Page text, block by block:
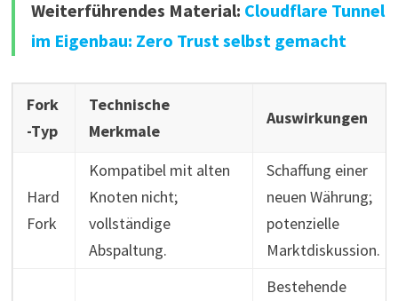
Weiterführendes Material: Cloudflare Tunnel
im Eigenbau: Zero Trust selbst gemacht
Fork
-Typ
Technische
Merkmale
Auswirkungen
Hard
Fork
Kompatibel mit alten
Knoten nicht;
vollständige
Abspaltung.
Schaffung einer
neuen Währung;
potenzielle
Marktdiskussion.
Bestehende